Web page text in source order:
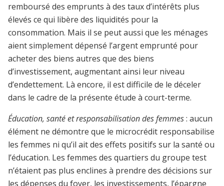
remboursé des emprunts à des taux d’intérêts plus
élevés ce qui libère des liquidités pour la
consommation. Mais il se peut aussi que les ménages
aient simplement dépensé l’argent emprunté pour
acheter des biens autres que des biens
d’investissement, augmentant ainsi leur niveau
d’endettement. Là encore, il est difficile de le déceler
dans le cadre de la présente étude à court-terme.
Éducation, santé et responsabilisation des femmes: aucun
élément ne démontre que le microcrédit responsabilise
les femmes ni qu’il ait des effets positifs sur la santé ou
l’éducation. Les femmes des quartiers du groupe test
n’étaient pas plus enclines à prendre des décisions sur
les dépenses du foyer, les investissements, l’épargne